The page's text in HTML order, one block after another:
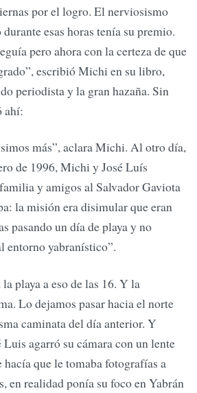
por el logro. El nerviosismo
esas horas tenía su premio.
pero ahora con la certeza de que
escribió Michi en su libro,
periodista y la gran hazaña. Sin
ahí:
más”, aclara Michi. Al otro día,
de 1996, Michi y José Luís
y amigos al Salvador Gaviota
la misión era disimular que eran
pasando un día de playa y no
entorno yabranístico”.
playa a eso de las 16. Y la
Lo dejamos pasar hacia el norte
caminata del día anterior. Y
Luis agarró su cámara con un lente
que le tomaba foto­grafías a
en realidad ponía su foco en Yabrán